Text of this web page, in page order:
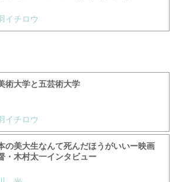
イチロウ
術大学と五芸術大学
イチロウ
の美大生なんて死んだほうがいいー映画
・木村太一インタビュー